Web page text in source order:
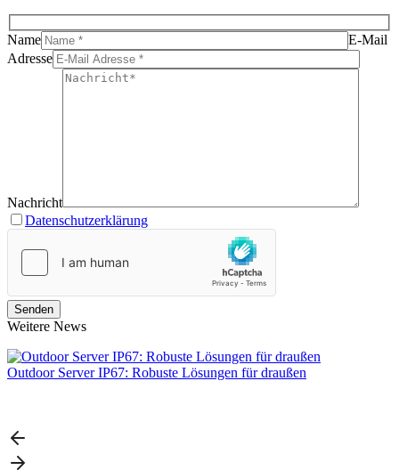
Name
E-Mail
Adresse
Nachricht
Datenschutzerklärung
Weitere News
Outdoor Server IP67: Robuste Lösungen für draußen